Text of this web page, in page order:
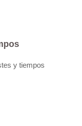
y tiempos